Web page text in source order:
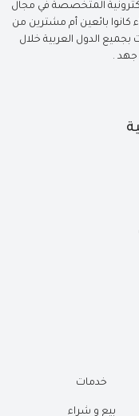
المتخصصة في مجال
كانوا بائعين أم مشترين من
الدول العربية خلال
.
خدمات
بيع و شراء